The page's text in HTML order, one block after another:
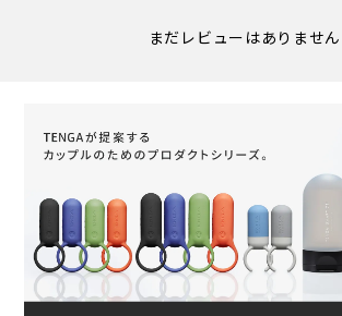
まだレビューはありません